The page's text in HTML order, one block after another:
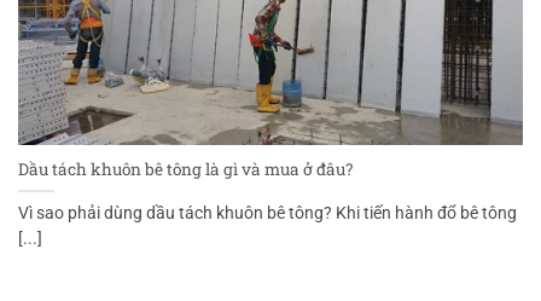
Dầu tách khuôn bê tông là gì và mua ở đâu?
Vì sao phải dùng dầu tách khuôn bê tông? Khi tiến hành đổ bê tông
[...]